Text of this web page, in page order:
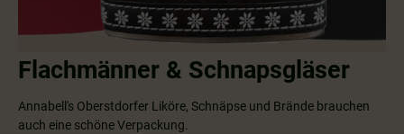
Flachmänner & Schnapsgläser
Annabell's Oberstdorfer Liköre, Schnäpse und Brände brauchen
auch eine schöne Verpackung.